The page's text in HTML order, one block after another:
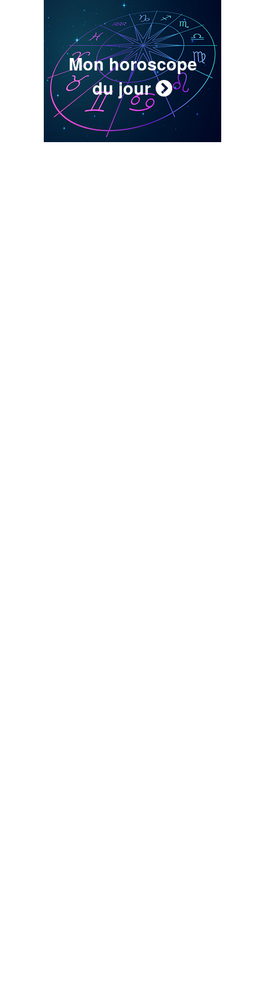
Mon horoscope
du jour